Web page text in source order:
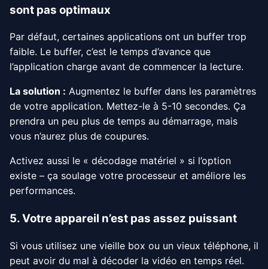
sont pas optimaux
Par défaut, certaines applications ont un buffer trop
faible. Le buffer, c’est le temps d’avance que
l’application charge avant de commencer la lecture.
La solution : Augmentez le buffer dans les paramètres
de votre application. Mettez-le à 5-10 secondes. Ça
prendra un peu plus de temps au démarrage, mais
vous n’aurez plus de coupures.
Activez aussi le « décodage matériel » si l’option
existe – ça soulage votre processeur et améliore les
performances.
5. Votre appareil n’est pas assez puissant
Si vous utilisez une vieille box ou un vieux téléphone, il
peut avoir du mal à décoder la vidéo en temps réel.